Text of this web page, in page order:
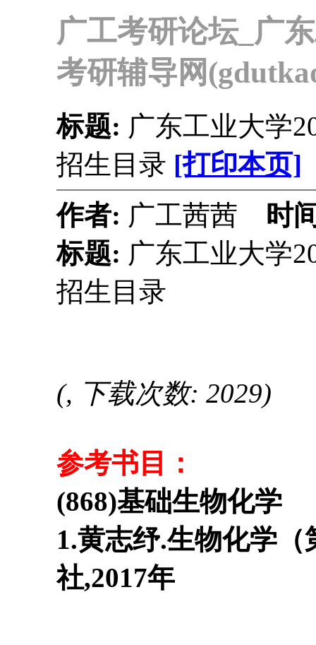
广工考研论坛_广
考研辅导网
标题: 广东工业大学
招生目录 [打印本页]
作者: 广工茜茜 时
标题: 广东工业大学
招生目录
(, 下载次数: 2029)
参考书目：
(868)基础生物化学
1.黄志纾.生物化学
社,2017年